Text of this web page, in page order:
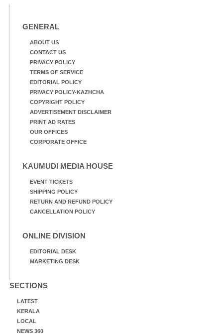
GENERAL
ABOUT US
CONTACT US
PRIVACY POLICY
TERMS OF SERVICE
EDITORIAL POLICY
PRIVACY POLICY-KAZHCHA
COPYRIGHT POLICY
ADVERTISEMENT DISCLAIMER
PRINT AD RATES
OUR OFFICES
CORPORATE OFFICE
KAUMUDI MEDIA HOUSE
EVENT TICKETS
SHIPPING POLICY
RETURN AND REFUND POLICY
CANCELLATION POLICY
ONLINE DIVISION
EDITORIAL DESK
MARKETING DESK
SECTIONS
LATEST
KERALA
LOCAL
NEWS 360